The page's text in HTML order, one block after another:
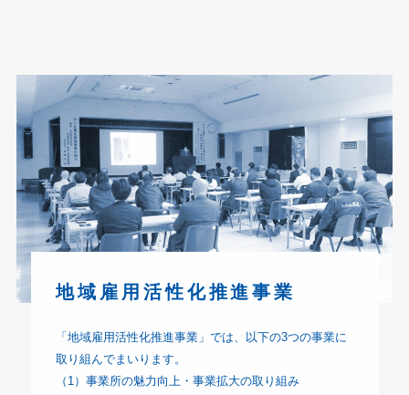
地域雇用活性化推進事業
「地域雇用活性化推進事業」では、以下の3つの事業に
取り組んでまいります。
（1）事業所の魅力向上・事業拡大の取り組み